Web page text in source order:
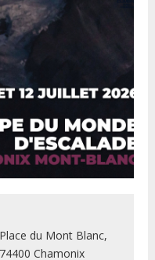
Place du Mont Blanc,
74400 Chamonix